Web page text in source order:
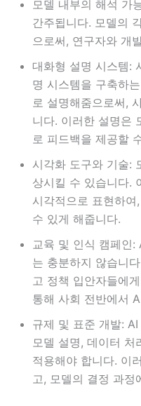
모델 내부의 해석 가
간주됩니다. 모델의
으로써, 연구자와 개
대화형 설명 시스템:
명 시스템을 구축하
로 설명해줌으로써,
니다. 이러한 설명은
로 피드백을 제공할
시각화 도구와 기술:
상시킬 수 있습니다.
시각적으로 표현하
수 있게 해줍니다.
교육 및 인식 캠페인:
는 충분하지 않습니
고 정책 입안자들에
통해 사회 전반에서
규제 및 표준 개발:
모델 설명, 데이터 처
적용해야 합니다. 이
고, 모델의 결정 과정